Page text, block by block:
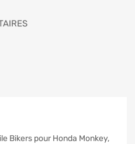
Bikers pour Honda Monkey,